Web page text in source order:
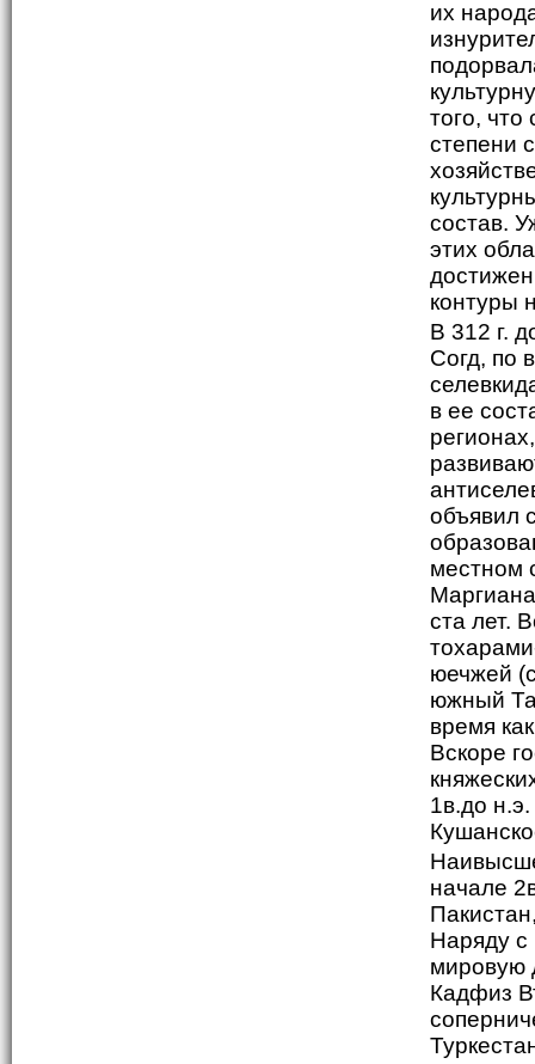
их
того,
степени
состав.
этих
контуры
В 312 г.
Согд, по
в ее
объявил
местном
ста лет.
юечжей
южный
время
Вскоре
1в.до
начале
Наряду с
мировую
Кадфиз